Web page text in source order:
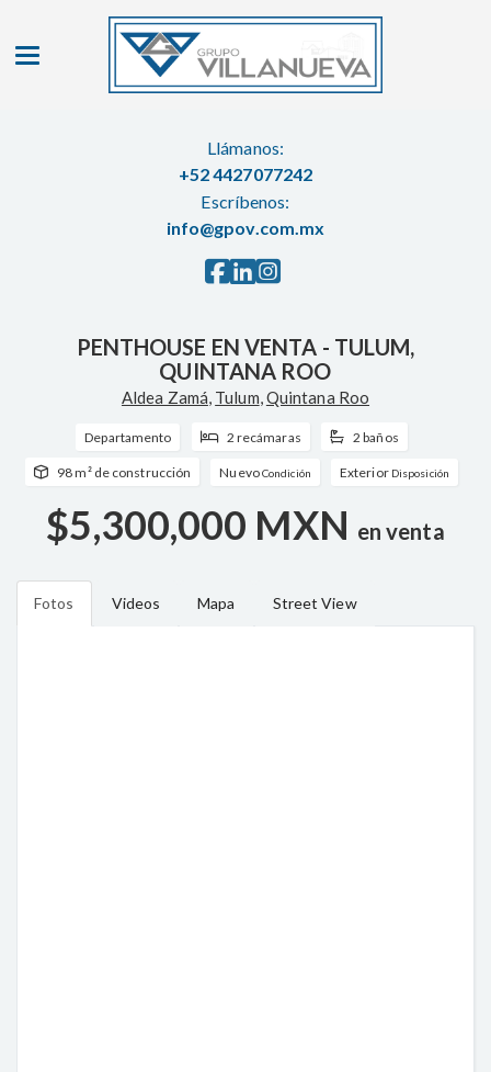
Toggle navigation
Llámanos:
+52 4427077242
Escríbenos:
info@gpov.com.mx
PENTHOUSE EN VENTA - TULUM,
QUINTANA ROO
Aldea Zamá, Tulum,Quintana Roo
Departamento 2 recámaras 2 baños
98 m² de construcción NuevoCondición Exterior Disposición
$5,300,000 MXN en venta
Fotos Videos Mapa Street View